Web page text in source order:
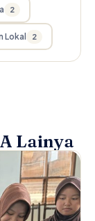
2
Lokal 2
Lainya